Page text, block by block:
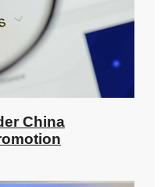
China